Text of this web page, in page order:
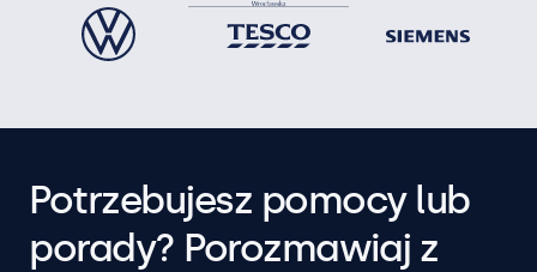
Potrzebujesz pomocy lub
porady? Porozmawiaj z